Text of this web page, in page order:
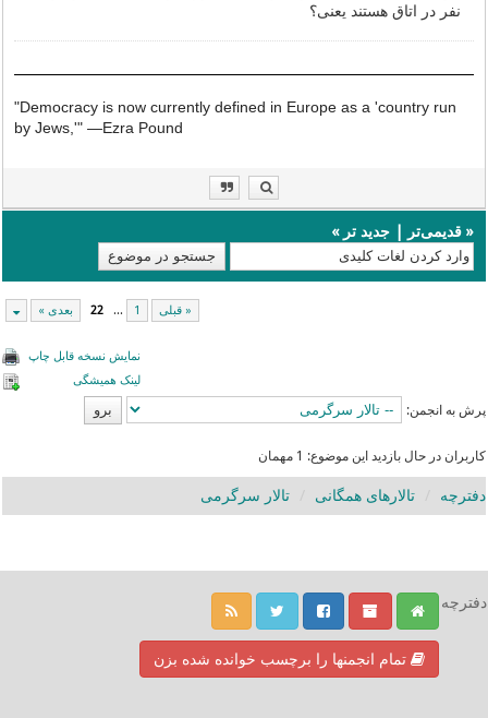
نفر در اتاق هستند یعنی؟
"Democracy is now currently defined in Europe as a 'country run
by Jews,'"—Ezra Pound
«قدیمی‌تر |جدید تر »
« قبلی 1
...
22 بعدی »
نمایش نسخه قابل چاپ
لینک همیشگی
پرش به انجمن:
کاربران در حال بازدید این موضوع: 1 مهمان
دفترچه تالارهای همگانی تالار سرگرمی
دفترچه
تمام انجمنها را برچسب خوانده شده بزن